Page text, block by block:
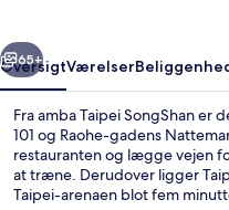
Næste
65+
OversigtVærelser
Fra amba Taipei SongShan er
101 og Raohe-gadens
restauranten og lægge vejen
at træne. Derudover ligger
Taipei-arenaen blot fem